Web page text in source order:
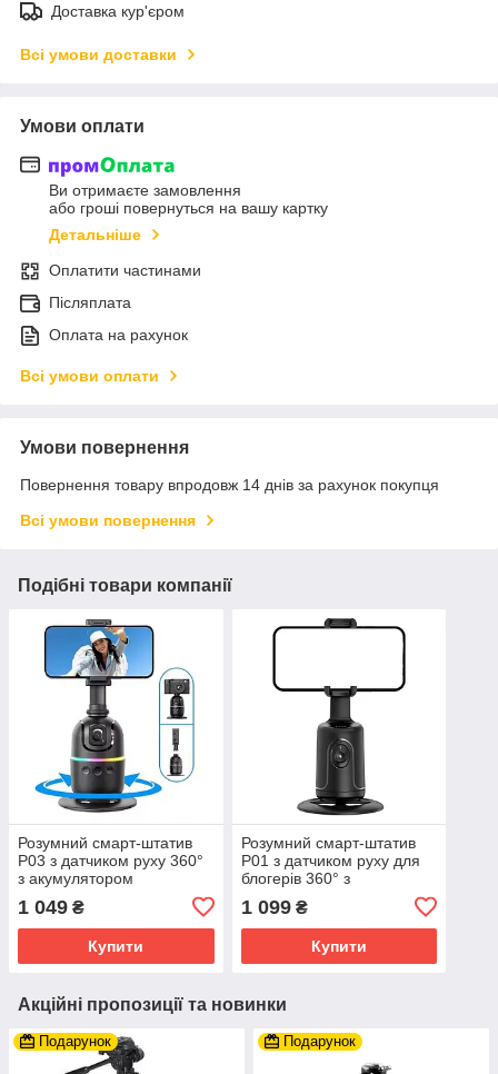
Доставка кур'єром
Всі умови доставки
Умови оплати
Ви отримаєте замовлення
або гроші повернуться на вашу картку
Детальніше
Оплатити частинами
Післяплата
Оплата на рахунок
Всі умови оплати
Умови повернення
Повернення товару впродовж 14 днів за рахунок покупця
Всі умови повернення
Подібні товари компанії
Розумний смарт-штатив
P03 з датчиком руху 360°
з акумулятором
1 049 ₴
Купити
Розумний смарт-штатив
P01 з датчиком руху для
блогерів 360° з
1 099₴
Купити
Акційні пропозиції та новинки
Подарунок Подарунок